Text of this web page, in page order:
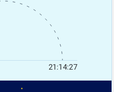
21:14:27